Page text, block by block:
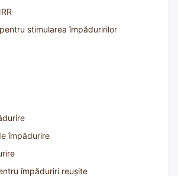
stimularea împăduririlor
împădurire
împăduriri reușite